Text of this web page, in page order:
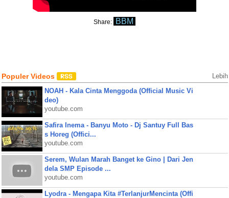
Share: BBM
Populer Videos Lebih
NOAH - Kala Cinta Menggoda (Official Music Vi
deo)
youtube.com
Safira Inema - Banyu Moto - Dj Santuy Full Bas
s Horeg (Offici...
youtube.com
Serem, Wulan Marah Banget ke Gino | Dari Jen
dela SMP Episode ...
youtube.com
Lyodra - Mengapa Kita #TerlanjurMencinta (Offi